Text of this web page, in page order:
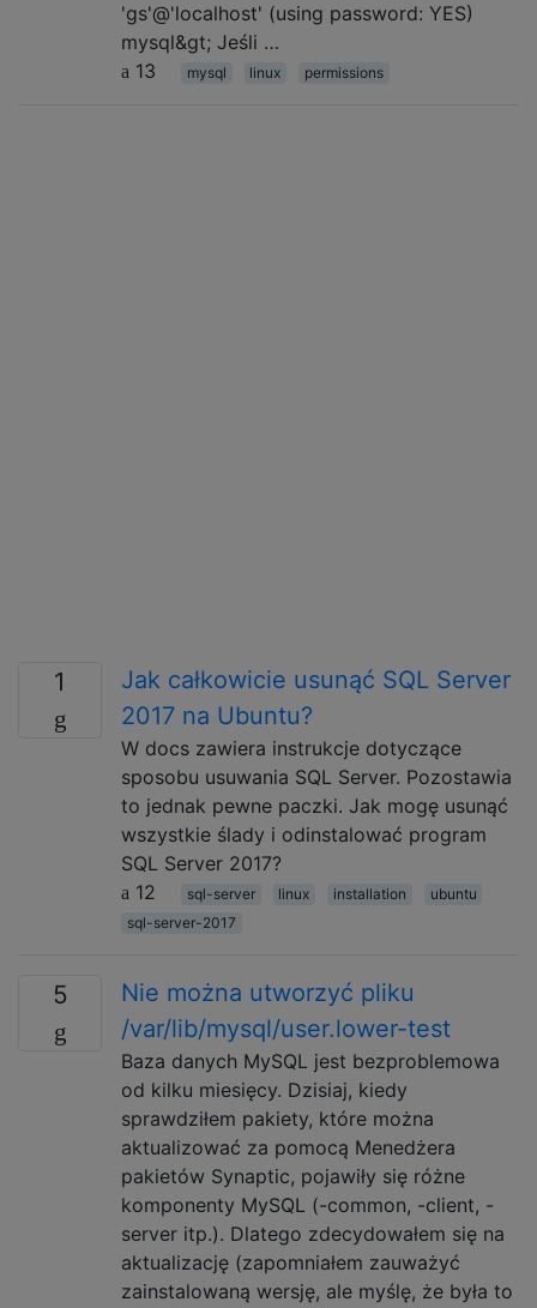
'gs'@'localhost' (using password: YES)
mysql&gt; Jeśli …
13
mysql linux permissions
1
Jak całkowicie usunąć SQL Server
2017 na Ubuntu?
W docs zawiera instrukcje dotyczące
sposobu usuwania SQL Server. Pozostawia
to jednak pewne paczki. Jak mogę usunąć
wszystkie ślady i odinstalować program
SQL Server 2017?
12
sql-server linux installation
ubuntu
sql-server-2017
5
Nie można utworzyć pliku
/var/lib/mysql/user.lower-test
Baza danych MySQL jest bezproblemowa
od kilku miesięcy. Dzisiaj, kiedy
sprawdziłem pakiety, które można
aktualizować za pomocą Menedżera
pakietów Synaptic, pojawiły się różne
komponenty MySQL (-common, -client, -
server itp.). Dlatego zdecydowałem się na
aktualizację (zapomniałem zauważyć
zainstalowaną wersję, ale myślę, że była to